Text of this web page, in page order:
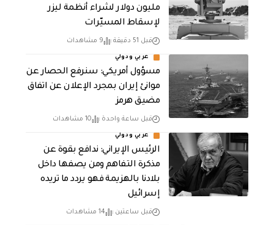
مليون دولار لشراء أنظمة ليزر
لإسقاط المسيّرات
قبل 51 دقيقة 9 مشاهدات
عربي ودولي
مسؤول أمريكي: سنرفع الحصار عن
موانئ إيران بمجرد الإعلان عن اتفاق
مضيق هرمز
قبل ساعة واحدة 10 مشاهدات
عربي ودولي
الرئيس الإيراني: ندافع بقوة عن
مذكرة التفاهم ومن يصفها داخل
بلادنا بالهزيمة فهو يردد ما تريده
إسرائيل
قبل ساعتين 14 مشاهدات